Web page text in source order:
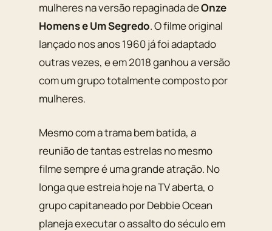
mulheres na versão repaginada deOnze
Homens e Um Segredo. O filme original
lançado nos anos 1960 já foi adaptado
outras vezes, e em 2018 ganhou a versão
com um grupo totalmente composto por
mulheres.
Mesmo com a trama bem batida, a
reunião de tantas estrelas no mesmo
filme sempre é uma grande atração. No
longa que estreia hoje na TV aberta, o
grupo capitaneado porDebbie Ocean
planeja executar o assalto do século em